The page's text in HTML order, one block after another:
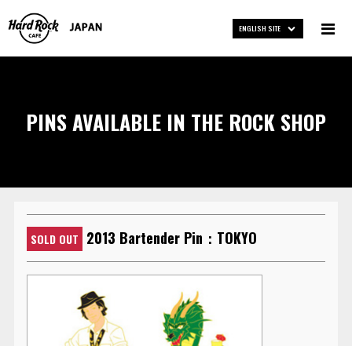
ENGLISH SITE
PINS AVAILABLE IN THE ROCK SHOP
SOLD OUT 2013 Bartender Pin：TOKYO